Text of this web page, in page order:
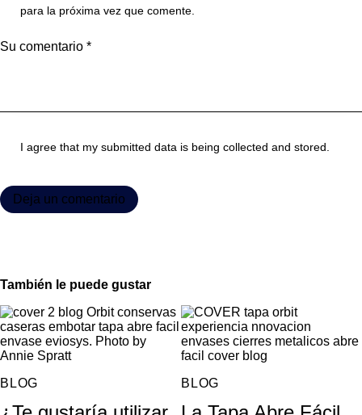
para la próxima vez que comente.
I agree that my submitted data is being collected and stored.
También le puede gustar
BLOG BLOG